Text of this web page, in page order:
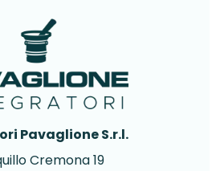
Pavaglione S.r.l.
Cremona 19